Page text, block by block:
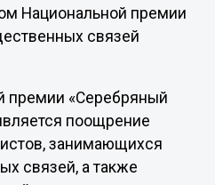
Национальной премии
связей
премии «Серебряный
поощрение
занимающихся
связей, а также